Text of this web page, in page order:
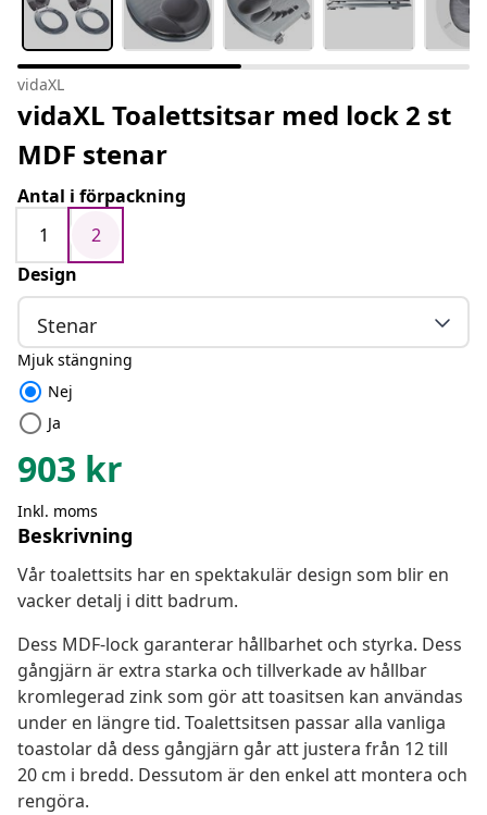
vidaXL
vidaXL Toalettsitsar med lock 2 st
MDF stenar
Antal i förpackning
1
2
Design
Stenar
Mjuk stängning
radio_button_checked Nej
radio_button_unchecked Ja
903 kr
Inkl. moms
Beskrivning
Vår toalettsits har en spektakulär design som blir en
vacker detalj i ditt badrum.
Dess MDF-lock garanterar hållbarhet och styrka. Dess
gångjärn är extra starka och tillverkade av hållbar
kromlegerad zink som gör att toasitsen kan användas
under en längre tid. Toalettsitsen passar alla vanliga
toastolar då dess gångjärn går att justera från 12 till
20 cm i bredd. Dessutom är den enkel att montera och
rengöra.